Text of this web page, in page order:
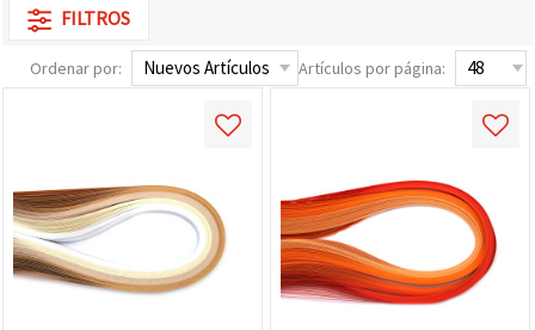
FILTROS
Ordenar por: Artículos por página: